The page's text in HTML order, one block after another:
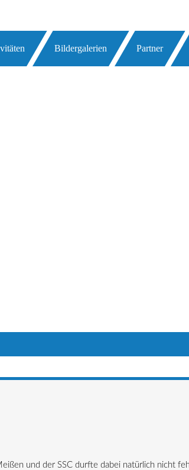
Bildergalerien Partner
und der SSC durfte dabei natürlich nicht